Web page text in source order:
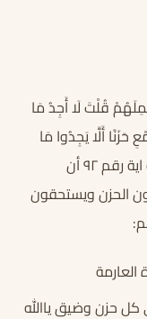
قُلْتَ لَا أَجِدُ مَا
أَلَّا يَجِدُوا مَا
يُنْفِقُونَ ﴾ ذكر لنا الله تعالى في سورة التوبة اية رقم ٩٢ أن
الحزن ويستحقون
العارمة
كل حزن وضيق ياالله